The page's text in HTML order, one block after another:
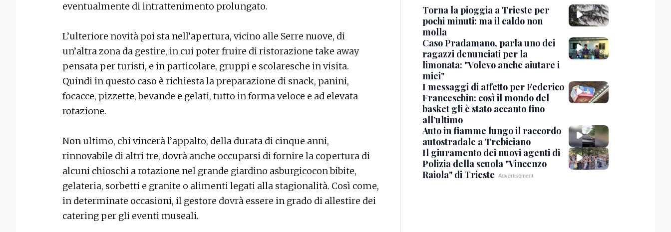
eventualmente di intrattenimento prolungato.
L’ulteriore novità poi sta nell’apertura, vicino alle Serre nuove, di
un’altra zona da gestire, in cui poter fruire di ristorazione take away
pensata per turisti, e in particolare, gruppi e scolaresche in visita.
Quindi in questo caso è richiesta la preparazione di snack, panini,
focacce, pizzette, bevande e gelati, tutto in forma veloce e ad elevata
rotazione.
Non ultimo, chi vincerà l’appalto, della durata di cinque anni,
rinnovabile di altri tre, dovrà anche occuparsi di fornire la copertura di
alcuni chioschi a rotazione nel grande giardino asburgicocon bibite,
gelateria, sorbetti e granite o alimenti legati alla stagionalità. Così come,
in determinate occasioni, il gestore dovrà essere in grado di allestire dei
catering per gli eventi museali.
Torna la pioggia a Trieste per
pochi minuti: ma il caldo non
molla
Caso Pradamano, parla uno dei
ragazzi denunciati per la
limonata: "Volevo anche aiutare i
miei"
I messaggi di affetto per Federico
Franceschin: così il mondo del
basket gli è stato accanto fino
all’ultimo
Auto in fiamme lungo il raccordo
autostradale a Trebiciano
Il giuramento dei nuovi agenti di
Polizia della scuola "Vincenzo
Raiola" di Trieste